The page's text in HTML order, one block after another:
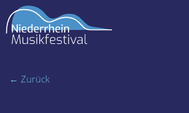
← Zurück